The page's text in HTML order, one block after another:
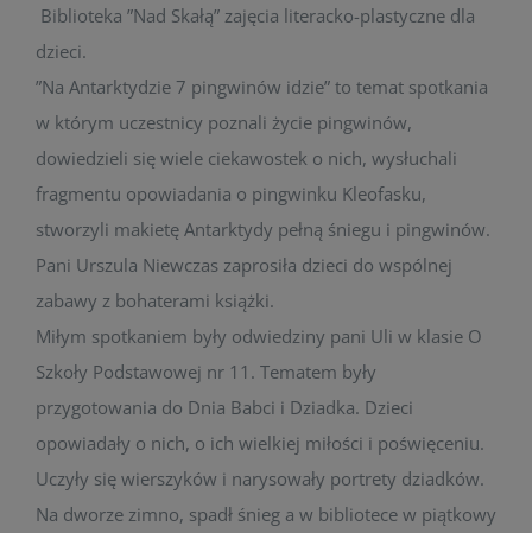
Biblioteka ”Nad Skałą” zajęcia literacko-plastyczne dla
dzieci.
”Na Antarktydzie 7 pingwinów idzie” to temat spotkania
w którym uczestnicy poznali życie pingwinów,
dowiedzieli się wiele ciekawostek o nich, wysłuchali
fragmentu opowiadania o pingwinku Kleofasku,
stworzyli makietę Antarktydy pełną śniegu i pingwinów.
Pani Urszula Niewczas zaprosiła dzieci do wspólnej
zabawy z bohaterami książki.
Miłym spotkaniem były odwiedziny pani Uli w klasie O
Szkoły Podstawowej nr 11. Tematem były
przygotowania do Dnia Babci i Dziadka. Dzieci
opowiadały o nich, o ich wielkiej miłości i poświęceniu.
Uczyły się wierszyków i narysowały portrety dziadków.
Na dworze zimno, spadł śnieg a w bibliotece w piątkowy